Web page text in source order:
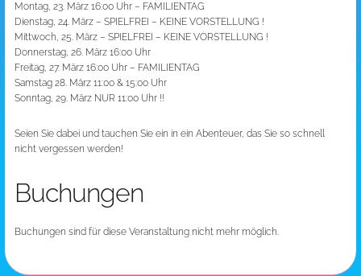
Montag, 23. März 16:00 Uhr – FAMILIENTAG
Dienstag, 24. März – SPIELFREI – KEINE VORSTELLUNG !
Mittwoch, 25. März – SPIELFREI – KEINE VORSTELLUNG !
Donnerstag, 26. März 16:00 Uhr
Freitag, 27. März 16:00 Uhr – FAMILIENTAG
Samstag 28. März 11:00 & 15:00 Uhr
Sonntag, 29. März NUR 11:00 Uhr !!
Seien Sie dabei und tauchen Sie ein in ein Abenteuer, das Sie so schnell
nicht vergessen werden!
Buchungen
Buchungen sind für diese Veranstaltung nicht mehr möglich.